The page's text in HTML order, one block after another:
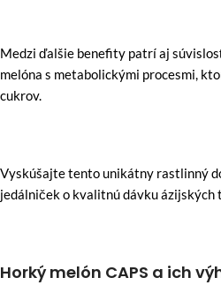
Medzi ďalšie benefity patrí aj
melóna s metabolickými procesmi,
cukrov.
Vyskúšajte tento unikátny rastlinný
jedálniček o kvalitnú dávku ázijských
Horký melón CAPS a ich